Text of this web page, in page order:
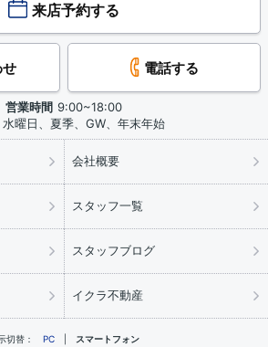
来店予約する
電話する
営業時間 9:00~18:00
水曜日、夏季、GW、年末年始
会社概要
スタッフ一覧
スタッフブログ
イクラ不動産
切替： PC スマートフォン